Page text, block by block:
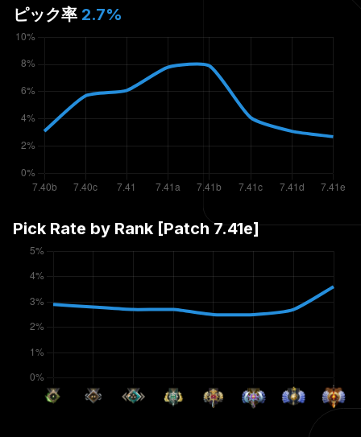
ピック率 2.7%
Pick Rate by Rank [Patch 7.41e]